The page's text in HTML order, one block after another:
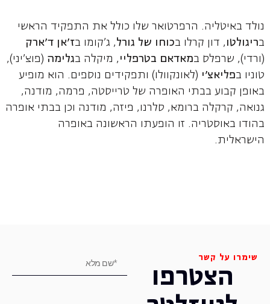
נולד באיטליה. הרפרטואר שלו כולל את התפקיד הראשי
בריגולטו , דון קרלו בכוחו של גורל, ג'קומו בז'אן ד'ארק
(ורדי), שרפלס במאדאם בטרפליי , מיקלה בגלימה (פוצ'יני),
טוניו בפליאצ'י (לאונקוולו) ותפקידים נוספים. הוא מופיע
באופן קבוע בבתי האופרה של טרייסטה, פרמה, מודנה,
גנואה, קרקלה ברומא, סלרנו, פיזה, מודנה וכן בבתי אופרה
בהודו באוסטריה. זו הופעתו הראשונה באופרה
הישראלית.
שימרו על קשר
הצטרפו